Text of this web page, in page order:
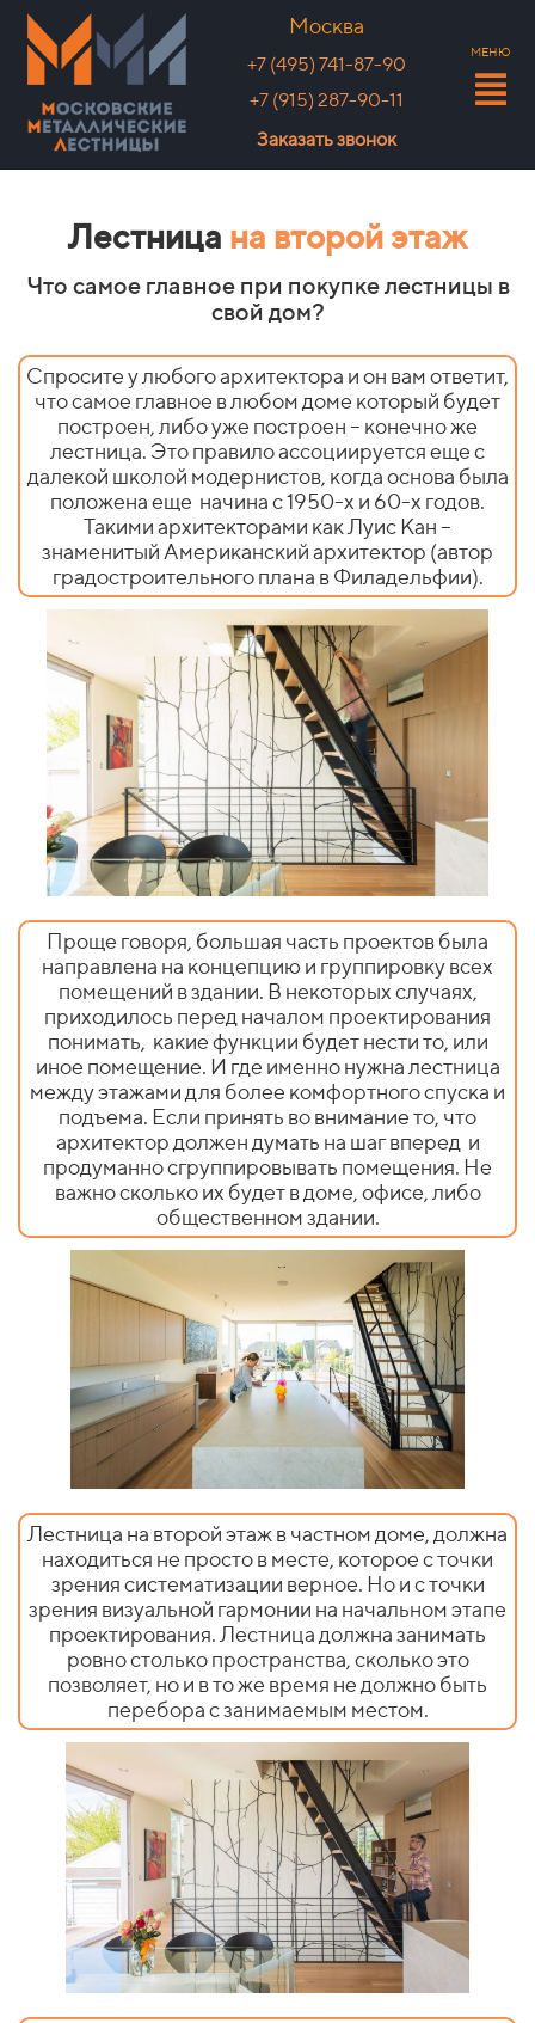
Москва
+7 (495) 741-87-90
+7 (915) 287-90-11
Заказать звонок
МЕНЮ
Лестница на второй этаж
Что самое главное при покупке лестницы в
свой дом?
Спросите у любого архитектора и он вам ответит,
что самое главное в любом доме который будет
построен, либо уже построен – конечно же
лестница. Это правило ассоциируется еще с
далекой школой модернистов, когда основа была
положена еще начина с 1950-х и 60-х годов.
Такими архитекторами как Луис Кан –
знаменитый Американский архитектор (автор
градостроительного плана в Филадельфии).
Проще говоря, большая часть проектов была
направлена на концепцию и группировку всех
помещений в здании. В некоторых случаях,
приходилось перед началом проектирования
понимать, какие функции будет нести то, или
иное помещение. И где именно нужна лестница
между этажами для более комфортного спуска и
подъема. Если принять во внимание то, что
архитектор должен думать на шаг вперед и
продуманно сгруппировывать помещения. Не
важно сколько их будет в доме, офисе, либо
общественном здании.
Лестница на второй этаж в частном доме, должна
находиться не просто в месте, которое с точки
зрения систематизации верное. Но и с точки
зрения визуальной гармонии на начальном этапе
проектирования. Лестница должна занимать
ровно столько пространства, сколько это
позволяет, но и в то же время не должно быть
перебора с занимаемым местом.